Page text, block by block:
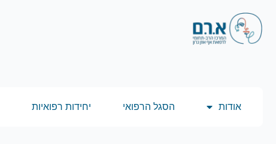
אודות הסגל הרפואי יחידות רפואיות